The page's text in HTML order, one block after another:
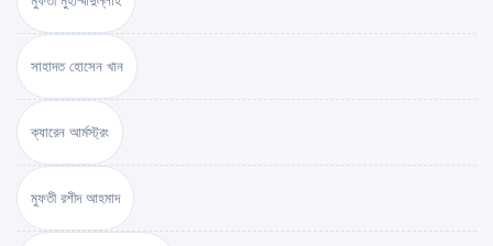
সাহাদত হোসেন খান
ক্যারেন আর্মস্ট্রং
মুফতী রশীদ আহমাদ